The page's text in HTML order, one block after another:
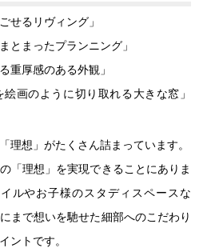
せるリヴィング」
とまったプランニング」
重厚感のある外観」
絵画のように切り取れる大きな窓」
理想」がたくさん詰まっています。
「理想」を実現できることにありま
ルやお子様のスタディスペースな
まで想いを馳せた細部へのこだわり
ントです。